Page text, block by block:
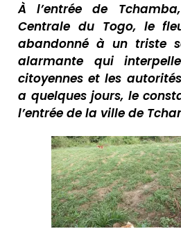
À l’entrée de
Centrale du Togo, le
abandonné à un triste
alarmante qui
citoyennes et les
a quelques jours, le
l’entrée de la ville de